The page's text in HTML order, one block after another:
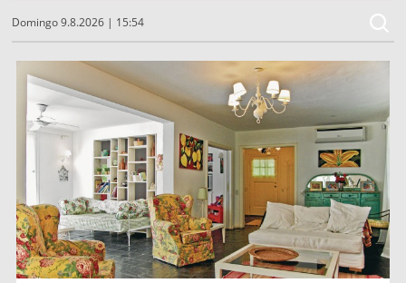
Domingo 9.8.2026 | 15:54